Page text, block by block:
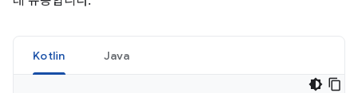
Kotlin Java